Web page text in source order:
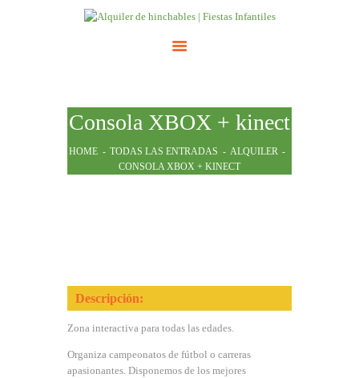
Consola XBOX + kinect
HOME TODAS LAS ENTRADAS
ALQUILER
CONSOLA XBOX + KINECT
ATRACCIONES
TARIFAS
NOSOTROS
Descripción:
Zona interactiva para todas las edades.
Organiza campeonatos de fútbol o carreras
apasionantes. Disponemos de los mejores